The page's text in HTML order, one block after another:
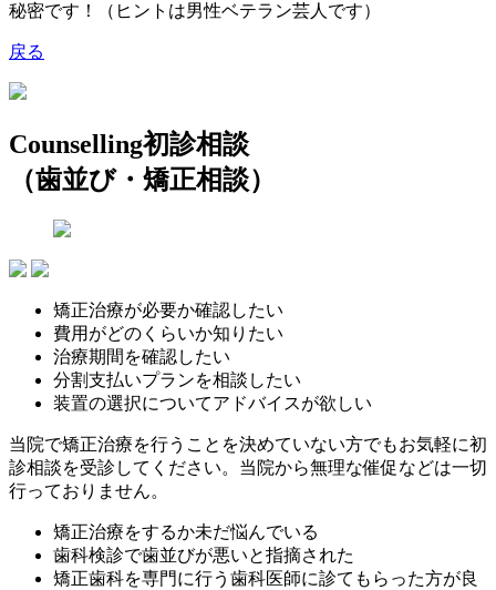
秘密です！（ヒントは男性ベテラン芸人です）
戻る
Counselling初診相談
（歯並び・矯正相談）
矯正治療が必要か確認したい
費用がどのくらいか知りたい
治療期間を確認したい
分割支払いプランを相談したい
装置の選択についてアドバイスが欲しい
当院で矯正治療を行うことを決めていない方でもお気軽に初
診相談を受診してください。当院から無理な催促などは一切
行っておりません。
矯正治療をするか未だ悩んでいる
歯科検診で歯並びが悪いと指摘された
矯正歯科を専門に行う歯科医師に診てもらった方が良